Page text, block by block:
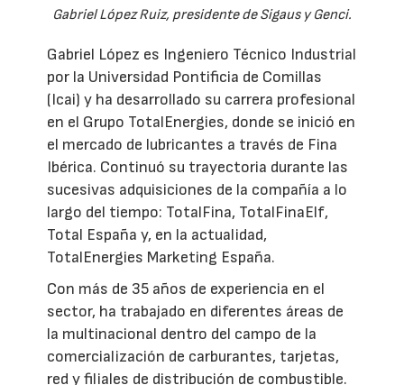
Gabriel López Ruiz, presidente de Sigaus y Genci.
Gabriel López es Ingeniero Técnico Industrial
por la Universidad Pontificia de Comillas
(Icai) y ha desarrollado su carrera profesional
en el Grupo TotalEnergies, donde se inició en
el mercado de lubricantes a través de Fina
Ibérica. Continuó su trayectoria durante las
sucesivas adquisiciones de la compañía a lo
largo del tiempo: TotalFina, TotalFinaElf,
Total España y, en la actualidad,
TotalEnergies Marketing España.
Con más de 35 años de experiencia en el
sector, ha trabajado en diferentes áreas de
la multinacional dentro del campo de la
comercialización de carburantes, tarjetas,
red y filiales de distribución de combustible.